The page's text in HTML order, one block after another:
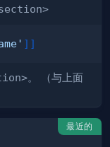
] ]
。 （与上面
最近的